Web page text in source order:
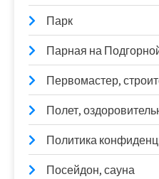
Парк
Парная на
Первомастер,
Полет,
Политика
Посейдон, сауна